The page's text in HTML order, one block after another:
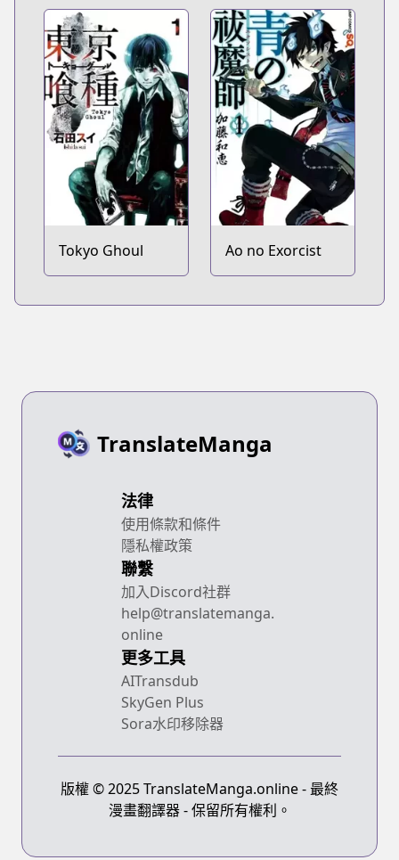
Tokyo Ghoul Ao no Exorcist
TranslateManga
法律
使用條款和條件
隱私權政策
聯繫
加入Discord社群
help@translatemanga.
online
更多工具
AITransdub
SkyGen Plus
Sora水印移除器
版權 © 2025 TranslateManga.online - 最終
漫畫翻譯器 - 保留所有權利。